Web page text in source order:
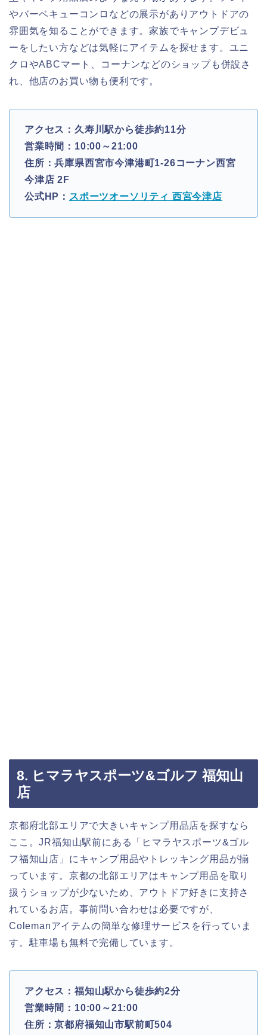
やバーベキューコンロなどの展示がありアウトドアの
雰囲気を知ることができます。家族でキャンプデビュ
ーをしたい方などは気軽にアイテムを探せます。ユニ
クロやABCマート、コーナンなどのショップも併設さ
れ、他店のお買い物も便利です。
アクセス：久寿川駅から徒歩約11分
営業時間：10:00～21:00
住所：兵庫県西宮市今津港町1-26コーナン西宮
今津店 2F
公式HP： スポーツオーソリティ 西宮今津店
8. ヒマラヤスポーツ&ゴルフ 福知山
店
京都府北部エリアで大きいキャンプ用品店を探すなら
ここ。JR福知山駅前にある「ヒマラヤスポーツ&ゴル
フ福知山店」にキャンプ用品やトレッキング用品が揃
っています。京都の北部エリアはキャンプ用品を取り
扱うショップが少ないため、アウトドア好きに支持さ
れているお店。事前問い合わせは必要ですが、
Colemanアイテムの簡単な修理サービスを行っていま
す。駐車場も無料で完備しています。
アクセス：福知山駅から徒歩約2分
営業時間：10:00～21:00
住所：京都府福知山市駅前町504